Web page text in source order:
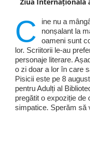
C
ine nu a
nonșalant la
oameni sunt
lor. Scriitorii le-au
personaje literare.
o zi doar a lor în care
Pisicii este pe 8
pentru Adulți al
pregătit o expoziție de
simpatice. Sperăm să